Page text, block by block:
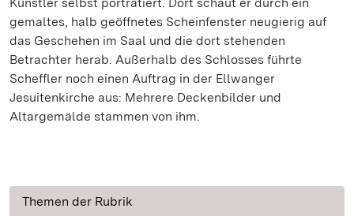
gemaltes, halb geöffnetes Scheinfenster neugierig auf
das Geschehen im Saal und die dort stehenden
Betrachter herab. Außerhalb des Schlosses führte
Scheffler noch einen Auftrag in der Ellwanger
Jesuitenkirche aus: Mehrere Deckenbilder und
Altargemälde stammen von ihm.
Themen der Rubrik